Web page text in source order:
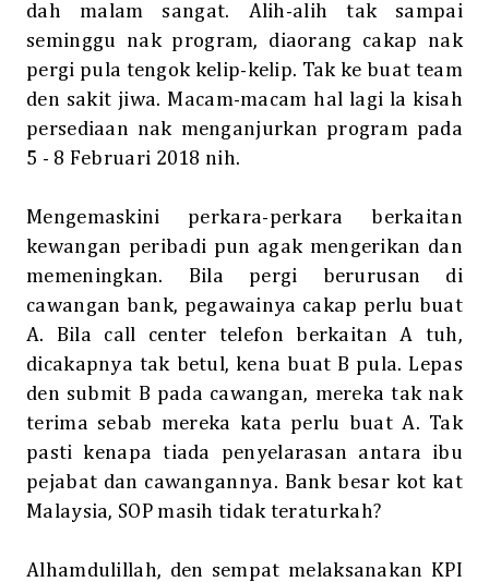
dah malam sangat. Alih-alih tak sampai
seminggu nak program, diaorang cakap nak
pergi pula tengok kelip-kelip. Tak ke buat team
den sakit jiwa. Macam-macam hal lagi la kisah
persediaan nak menganjurkan program pada
5 - 8 Februari 2018 nih.
Mengemaskini perkara-perkara berkaitan
kewangan peribadi pun agak mengerikan dan
memeningkan. Bila pergi berurusan di
cawangan bank, pegawainya cakap perlu buat
A. Bila call center telefon berkaitan A tuh,
dicakapnya tak betul, kena buat B pula. Lepas
den submit B pada cawangan, mereka tak nak
terima sebab mereka kata perlu buat A. Tak
pasti kenapa tiada penyelarasan antara ibu
pejabat dan cawangannya. Bank besar kot kat
Malaysia, SOP masih tidak teraturkah?
Alhamdulillah, den sempat melaksanakan KPI